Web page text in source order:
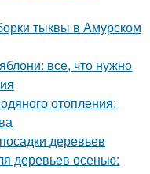
тыквы в Амурском
все, что нужно
отопления:
деревьев
деревьев осенью: